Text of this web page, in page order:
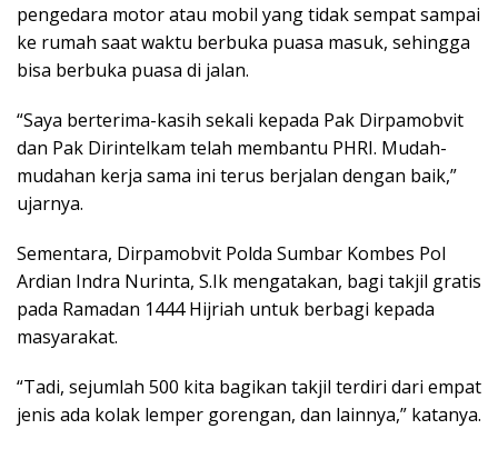
pengedara motor atau mobil yang tidak sempat sampai
ke rumah saat waktu berbuka puasa masuk, sehingga
bisa berbuka puasa di jalan.
“Saya berterima-kasih sekali kepada Pak Dirpamobvit
dan Pak Dirintelkam telah membantu PHRI. Mudah-
mudahan kerja sama ini terus berjalan dengan baik,”
ujarnya.
Sementara, Dirpamobvit Polda Sumbar Kombes Pol
Ardian Indra Nurinta, S.Ik mengatakan, bagi takjil gratis
pada Ramadan 1444 Hijriah untuk berbagi kepada
masyarakat.
“Tadi, sejumlah 500 kita bagikan takjil terdiri dari empat
jenis ada kolak lemper gorengan, dan lainnya,” katanya.